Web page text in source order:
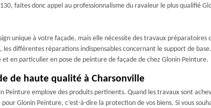
faites donc appel au professionnalisme du ravaleur le plus qualifié
unique à votre façade, mais elle nécessite des travaux
différentes réparations indispensables concernant le support de
en particulier en pose de peinture de façade de chez Glonin Peinture.
de haute qualité à Charsonville
employe des produits pertinents. Quand les travaux sont
Glonin Peinture, c’est-à-dire la protection de vos biens. Si vous